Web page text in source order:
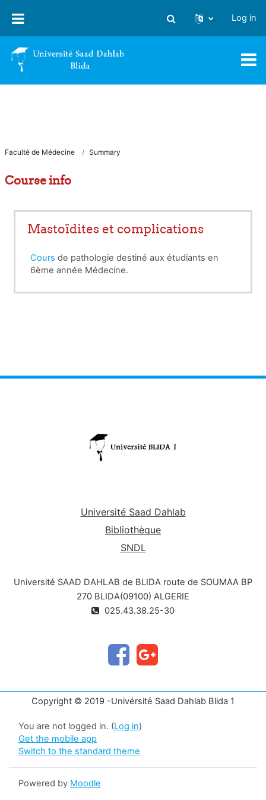
Toggle search input
Log in
Faculté de Médecine Summary
Course info
Mastoïdites et complications
Cours de pathologie destiné aux étudiants en
6ème année Médecine.
Université Saad Dahlab
Bibliothèque
SNDL
Université SAAD DAHLAB de BLIDA route de SOUMAA BP
270 BLIDA(09100) ALGERIE
025.43.38.25-30
Copyright © 2019 -Univérsité Saad Dahlab Blida 1
You are not logged in. (Log in)
Get the mobile app
Switch to the standard theme
Powered by Moodle